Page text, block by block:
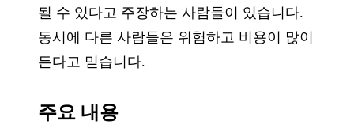
될 수 있다고 주장하는 사람들이 있습니다.
동시에 다른 사람들은 위험하고 비용이 많이
든다고 믿습니다.
주요 내용